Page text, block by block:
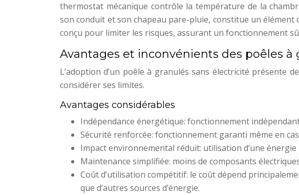
thermostat mécanique contrôle la température de la
son conduit et son chapeau pare-pluie, constitue un élément
conçu pour limiter les risques, assurant un fonctionnement
Avantages et inconvénients des poêles
L’adoption d’un poêle à granulés sans électricité présente
considérer ses limites.
Avantages considérables
Indépendance énergétique: fonctionnement
Sécurité renforcée: fonctionnement garanti même en
Impact environnemental réduit: utilisation d’une énergie
Maintenance simplifiée: moins de composants
Coût d’utilisation compétitif: le coût dépend
que d’autres sources d’énergie.